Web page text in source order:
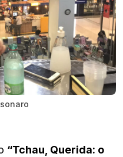
“Tchau, Querida: o